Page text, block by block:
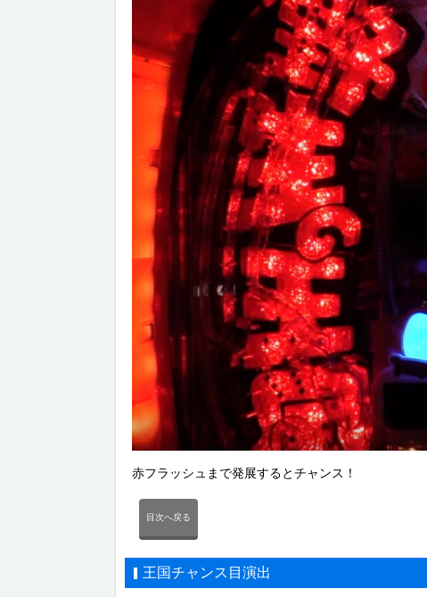
赤フラッシュまで発展するとチャンス！
目次へ戻る
王国チャンス目演出